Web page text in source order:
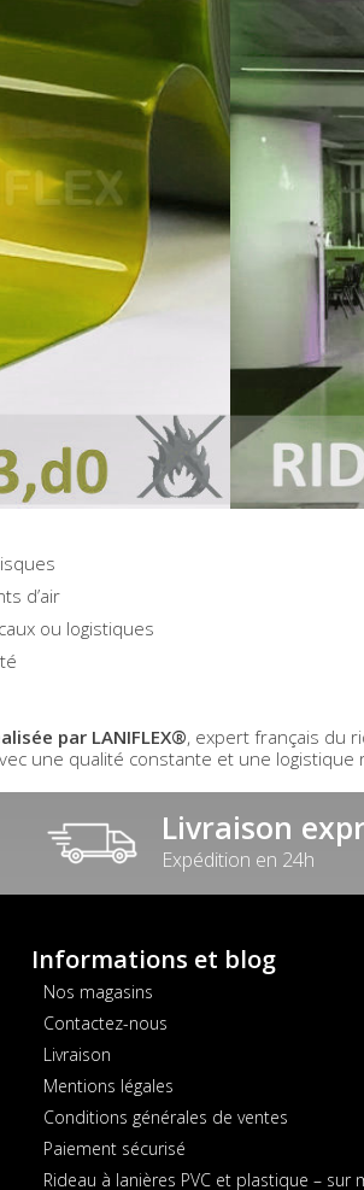
d’air
ou logistiques
par LANIFLEX®, expert français du
une qualité constante et une
Livraison
Expédition en 24h
Informations et blog
Nos magasins
Contactez-nous
Livraison
Mentions légales
Conditions générales de ventes
Paiement sécurisé
Rideau à lanières PVC et plastique – sur